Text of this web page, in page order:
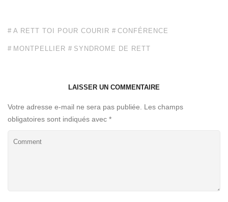
A RETT TOI POUR COURIR CONFÉRENCE
MONTPELLIER SYNDROME DE RETT
LAISSER UN COMMENTAIRE
Votre adresse e-mail ne sera pas publiée.
Les champs
obligatoires sont indiqués avec *